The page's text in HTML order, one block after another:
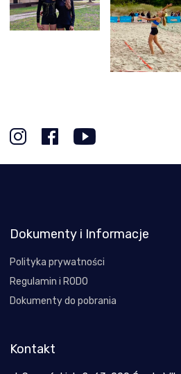
Dokumenty i Informacje
Polityka prywatności
Regulamin i RODO
Dokumenty do pobrania
Kontakt